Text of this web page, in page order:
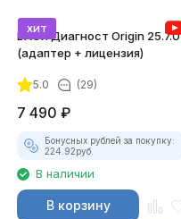
хит
ВАСЯ Диагност Origin 25.7.0
(адаптер + лицензия)
5.0 (29)
7 490 ₽
Бонусных рублей за покупку:
224.92руб.
В наличии
В корзину